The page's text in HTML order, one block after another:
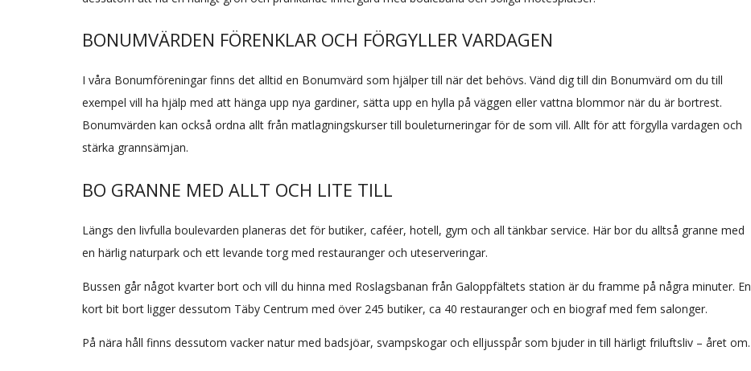
BONUMVÄRDEN FÖRENKLAR OCH FÖRGYLLER VARDAGEN
I våra Bonumföreningar finns det alltid en Bonumvärd som hjälper till när det behövs. Vänd dig till din Bonumvärd om du till
exempel vill ha hjälp med att hänga upp nya gardiner, sätta upp en hylla på väggen eller vattna blommor när du är bortrest.
Bonumvärden kan också ordna allt från matlagningskurser till bouleturneringar för de som vill. Allt för att förgylla vardagen och
stärka grannsämjan.
BO GRANNE MED ALLT OCH LITE TILL
Längs den livfulla boulevarden planeras det för butiker, caféer, hotell, gym och all tänkbar service. Här bor du alltså granne med
en härlig naturpark och ett levande torg med restauranger och uteserveringar.
Bussen går något kvarter bort och vill du hinna med Roslagsbanan från Galoppfältets station är du framme på några minuter. En
kort bit bort ligger dessutom Täby Centrum med över 245 butiker, ca 40 restauranger och en biograf med fem salonger.
På nära håll finns dessutom vacker natur med badsjöar, svampskogar och elljusspår som bjuder in till härligt friluftsliv – året om.